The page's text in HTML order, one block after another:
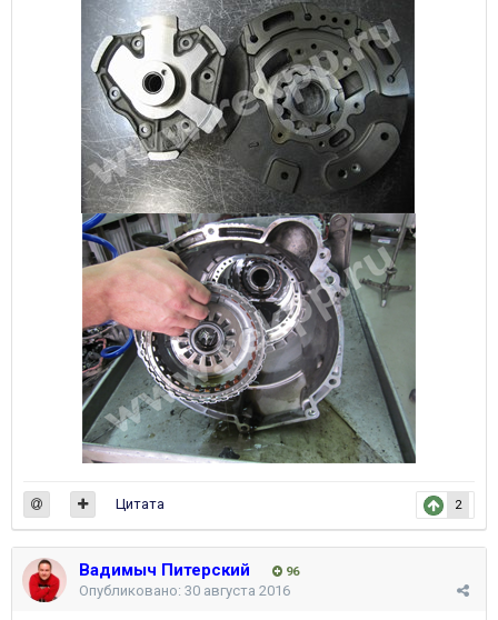
2
Цитата
Вадимыч Питерский 96
Опубликовано: 30 августа 2016